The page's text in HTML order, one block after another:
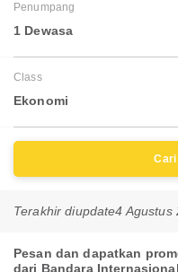
Penumpang
1 Dewasa
Class
Ekonomi
Cari
Terakhir diupdate4 Agustus
Pesan dan dapatkan
dari Bandara